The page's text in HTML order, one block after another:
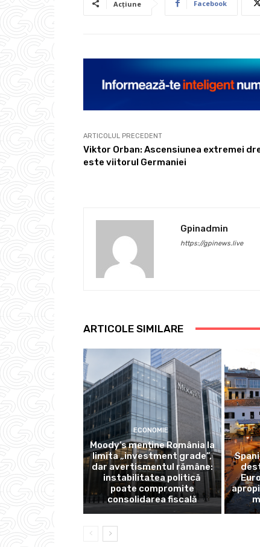
Acțiune Facebook
ARTICOLUL PRECEDENT
Viktor Orban: Ascensiunea extremei
este viitorul Germaniei
Gpinadmin
https://gpinews.live
ARTICOLE SIMILARE
ECONOMIE
Moody’s menține România la
limita „investment grade”,
dar avertismentul rămâne:
instabilitatea politică
poate compromite
consolidarea fiscală